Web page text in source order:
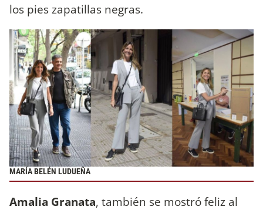
los pies zapatillas negras.
MARÍA BELÉN LUDUEÑA
Amalia Granata, también se mostró feliz al